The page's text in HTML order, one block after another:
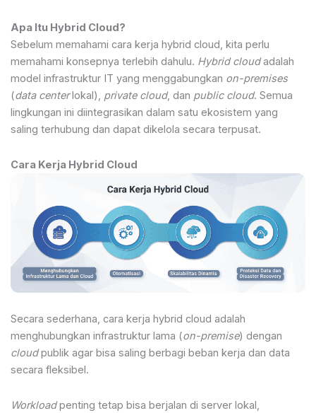
Apa Itu Hybrid Cloud?
Sebelum memahami cara kerja hybrid cloud, kita perlu
memahami konsepnya terlebih dahulu. Hybrid cloudadalah
model infrastruktur IT yang menggabungkan on-premises
(data centerlokal), private cloud, dan public cloud. Semua
lingkungan ini diintegrasikan dalam satu ekosistem yang
saling terhubung dan dapat dikelola secara terpusat.
Cara Kerja Hybrid Cloud
Secara sederhana, cara kerja hybrid cloud adalah
menghubungkan infrastruktur lama (on-premise) dengan
cloudpublik agar bisa saling berbagi beban kerja dan data
secara fleksibel.
Workloadpenting tetap bisa berjalan di server lokal,